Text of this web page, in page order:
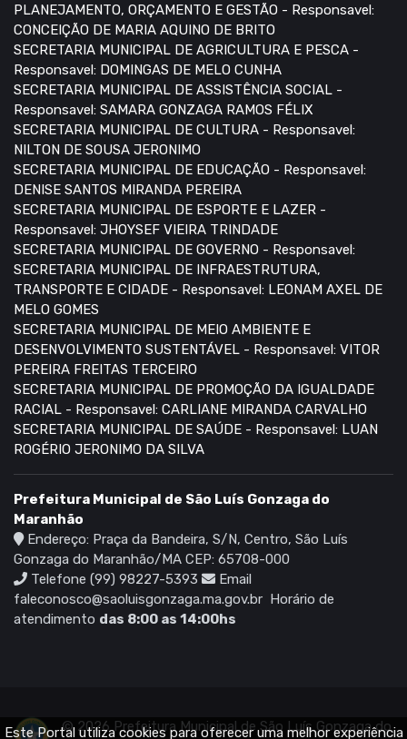
Este Portal utiliza cookies para oferecer uma melhor experiência
PLANEJAMENTO, ORÇAMENTO E GESTÃO - Responsavel:
CONCEIÇÃO DE MARIA AQUINO DE BRITO
SECRETARIA MUNICIPAL DE AGRICULTURA E PESCA -
Responsavel: DOMINGAS DE MELO CUNHA
SECRETARIA MUNICIPAL DE ASSISTÊNCIA SOCIAL -
Responsavel: SAMARA GONZAGA RAMOS FÉLIX
SECRETARIA MUNICIPAL DE CULTURA - Responsavel:
NILTON DE SOUSA JERONIMO
SECRETARIA MUNICIPAL DE EDUCAÇÃO - Responsavel:
DENISE SANTOS MIRANDA PEREIRA
SECRETARIA MUNICIPAL DE ESPORTE E LAZER -
Responsavel: JHOYSEF VIEIRA TRINDADE
SECRETARIA MUNICIPAL DE GOVERNO - Responsavel:
SECRETARIA MUNICIPAL DE INFRAESTRUTURA,
TRANSPORTE E CIDADE - Responsavel: LEONAM AXEL DE
MELO GOMES
SECRETARIA MUNICIPAL DE MEIO AMBIENTE E
DESENVOLVIMENTO SUSTENTÁVEL - Responsavel: VITOR
PEREIRA FREITAS TERCEIRO
SECRETARIA MUNICIPAL DE PROMOÇÃO DA IGUALDADE
RACIAL - Responsavel: CARLIANE MIRANDA CARVALHO
SECRETARIA MUNICIPAL DE SAÚDE - Responsavel: LUAN
ROGÉRIO JERONIMO DA SILVA
Prefeitura Municipal de São Luís Gonzaga do
Maranhão
Endereço: Praça da Bandeira, S/N, Centro, São Luís
Gonzaga do Maranhão/MA CEP: 65708-000
Telefone (99) 98227-5393
Email
faleconosco@saoluisgonzaga.ma.gov.br Horário de
atendimento das 8:00 as 14:00hs
© 2026 Prefeitura Municipal de São Luís Gonzaga do